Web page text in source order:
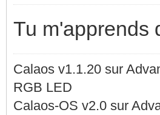
Tu m'apprends
Calaos v1.1.20 sur
RGB LED
Calaos-OS v2.0 sur